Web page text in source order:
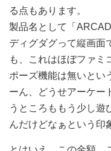
る点もあります。
製品名として「
ディグダグって縦画
も、これはほぼファミ
ポーズ機能は無いとい
ーん、どうせアーケー
うところももう少し遊
んだけどなぁという印